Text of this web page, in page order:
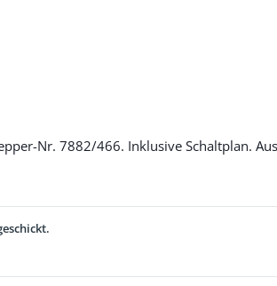
Nr. 7882/466. Inklusive Schaltplan.